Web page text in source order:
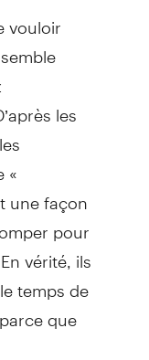
vouloir
les
«
une façon
pour
vérité, ils
temps de
que